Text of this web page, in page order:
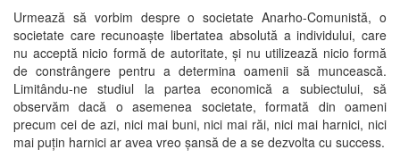
Urmează să vorbim despre o societate Anarho-Comunistă, o
societate care recunoaște libertatea absolută a individului, care
nu acceptă nicio formă de autoritate, și nu utilizează nicio formă
de constrângere pentru a determina oamenii să muncească.
Limitându-ne studiul la partea economică a subiectului, să
observăm dacă o asemenea societate, formată din oameni
precum cei de azi, nici mai buni, nici mai răi, nici mai harnici, nici
mai puțin harnici ar avea vreo șansă de a se dezvolta cu success.